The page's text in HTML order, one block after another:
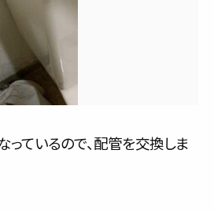
っているので、配管を交換しま